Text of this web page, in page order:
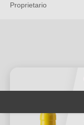
Proprietario